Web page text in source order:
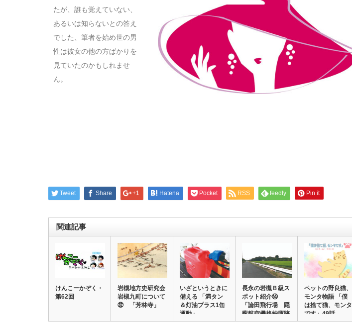
たが、誰も覚えていない、
あるいは知らないとの答え
でした、筆者を始め世の男
性は彼女の他の方ばかりを
見ていたのかもしれませ
ん。
Tweet Share +1 Hatena Pocket RSS feedly Pin it
関連記事
けんこーかぞく・
第62回
岩槻地方史研究会
岩槻九町について
㉜ 「芳林寺」
いざというときに
備える 「満タン
＆灯油プラス1缶
運動」
長永の岩槻Ｂ級ス
ポット紹介⑭
「論田飛行場 隠
蔽航空機格納庫跡
へ…
ペットの野良猫、
モンタ物語 「僕
は捨て猫、モンタ
です」49話